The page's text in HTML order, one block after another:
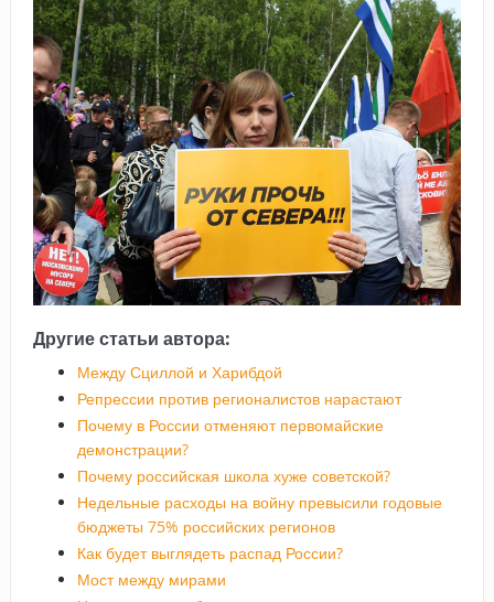
Другие статьи автора:
Между Сциллой и Харибдой
Репрессии против регионалистов нарастают
Почему в России отменяют первомайские
демонстрации?
Почему российская школа хуже советской?
Недельные расходы на войну превысили годовые
бюджеты 75% российских регионов
Как будет выглядеть распад России?
Мост между мирами